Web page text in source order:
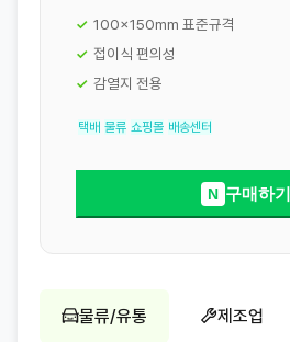
100x150mm 표준규격
접이식 편의성
감열지 전용
택배 물류 쇼핑몰 배송센터
N 구매하기
물류/유통 제조업